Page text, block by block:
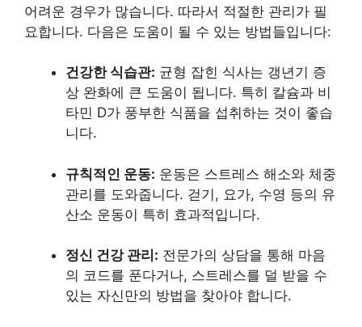
어려운 경우가 많습니다. 따라서 적절한 관리가 필
요합니다. 다음은 도움이 될 수 있는 방법들입니다:
건강한 식습관: 균형 잡힌 식사는 갱년기 증
상 완화에 큰 도움이 됩니다. 특히 칼슘과 비
타민 D가 풍부한 식품을 섭취하는 것이 좋습
니다.
규칙적인 운동: 운동은 스트레스 해소와 체중
관리를 도와줍니다. 걷기, 요가, 수영 등의 유
산소 운동이 특히 효과적입니다.
정신 건강 관리: 전문가의 상담을 통해 마음
의 코드를 푼다거나, 스트레스를 덜 받을 수
있는 자신만의 방법을 찾아야 합니다.